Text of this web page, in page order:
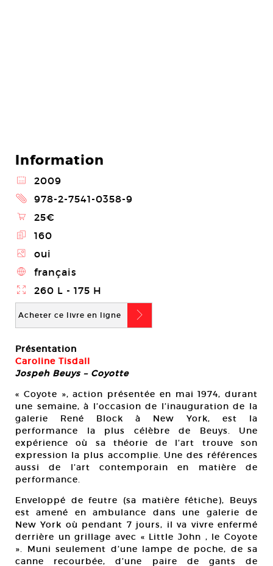
Information
@ 2009
2 978-2-7541-0358-9
\ 25€
E 160
Z oui
4 français
} 260 L - 175 H
Acheter ce livre en ligne b
Présentation
Caroline Tisdall
Jospeh Beuys – Coyotte
« Coyote », action présentée en mai 1974, durant
une semaine, à l’occasion de l’inauguration de la
galerie René Block à New York, est la
performance la plus célèbre de Beuys. Une
expérience où sa théorie de l’art trouve son
expression la plus accomplie. Une des références
aussi de l’art contemporain en matière de
performance.
Enveloppé de feutre (sa matière fétiche), Beuys
est amené en ambulance dans une galerie de
New York où pendant 7 jours, il va vivre enfermé
derrière un grillage avec « Little John , le Coyote
». Muni seulement d’une lampe de poche, de sa
canne recourbée, d’une paire de gants de